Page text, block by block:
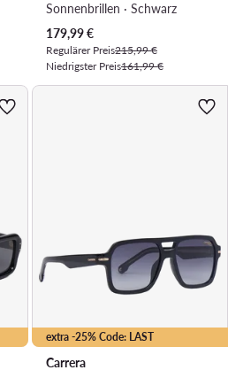
Sonnenbrillen · Schwarz
Aktueller Preis
179,99€
Regulärer Preis215,99 €
Niedrigster Preis161,99 €
extra -25% Code: LAST
Carrera